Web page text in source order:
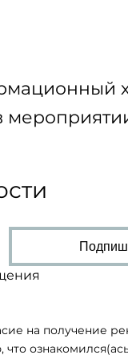
на получение